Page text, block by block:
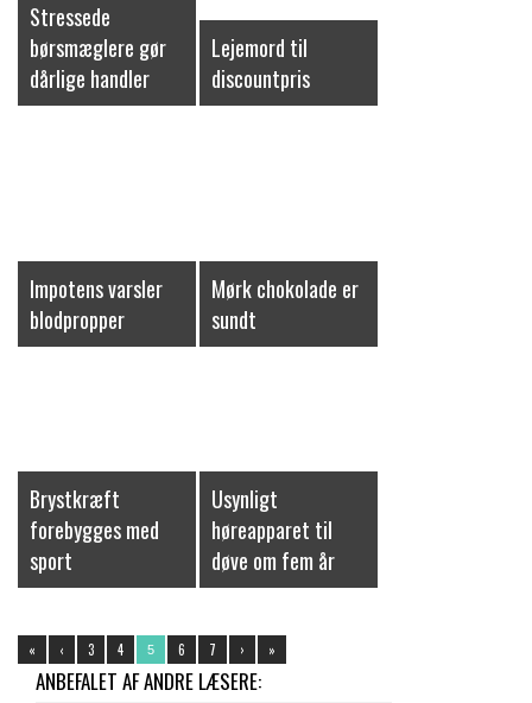
Stressede
børsmæglere gør
dårlige handler
Lejemord til
discountpris
Impotens varsler
blodpropper
Mørk chokolade er
sundt
Brystkræft
forebygges med
sport
Usynligt
høreapparet til
døve om fem år
« ‹ 3 4 5 6 7 › »
ANBEFALET AF ANDRE LÆSERE: